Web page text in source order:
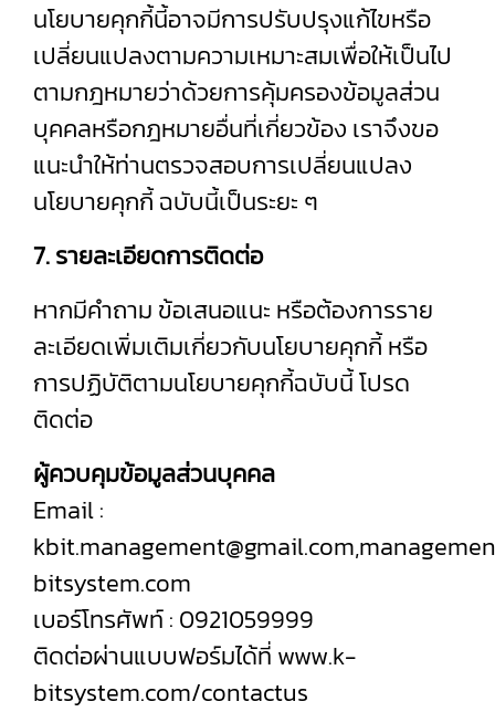
นโยบายคุกกี้นี้อาจมีการปรับปรุงแก้ไขหรือ
เปลี่ยนแปลงตามความเหมาะสมเพื่อให้เป็นไป
ตามกฎหมายว่าด้วยการคุ้มครองข้อมูลส่วน
บุคคลหรือกฎหมายอื่นที่เกี่ยวข้อง เราจึงขอ
แนะนำให้ท่านตรวจสอบการเปลี่ยนแปลง
นโยบายคุกกี้ ฉบับนี้เป็นระยะ ๆ
7. รายละเอียดการติดต่อ
หากมีคำถาม ข้อเสนอแนะ หรือต้องการราย
ละเอียดเพิ่มเติมเกี่ยวกับนโยบายคุกกี้ หรือ
การปฏิบัติตามนโยบายคุกกี้ฉบับนี้ โปรด
ติดต่อ
ผู้ควบคุมข้อมูลส่วนบุคคล
Email :
bitsystem.com
เบอร์โทรศัพท์ : 0921059999
ติดต่อผ่านแบบฟอร์มได้ที่ www.k-
bitsystem.com/contactus